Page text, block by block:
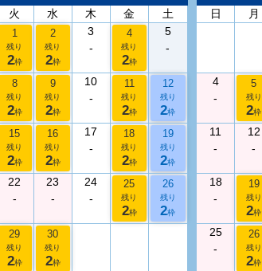
火 水 木 金 土
1
残り
2枠
2
残り
2枠
3
-
4
残り
2枠
5
-
8
残り
2枠
9
残り
2枠
10
-
11
残り
2枠
12
残り
2枠
15
残り
2枠
16
残り
2枠
17
-
18
残り
2枠
19
残り
2枠
22
-
23
-
24
-
25
残り
2枠
26
残り
2枠
29
残り
2枠
30
残り
2枠
日
月
4
-
5
残り
2枠
11
-
12
-
18
-
19
残り
2枠
25
-
26
残り
2枠